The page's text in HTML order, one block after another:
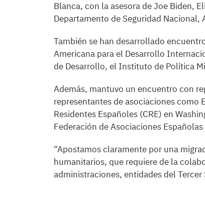
Blanca, con la asesora de Joe Biden,
Departamento de Seguridad Nacional,
También se han desarrollado
Americana para el Desarrollo
de Desarrollo, el Instituto de Política
Además, mantuvo un encuentro con
representantes de asociaciones como
Residentes Españoles (CRE) en
Federación de Asociaciones Españolas
“Apostamos claramente por una
humanitarios, que requiere de la
administraciones, entidades del Tercer